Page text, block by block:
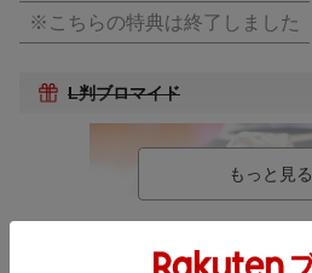
※こちらの特典は終了しました
L判ブロマイド